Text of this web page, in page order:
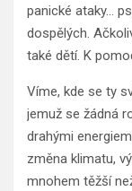
panické ataky…
dospělých.
také dětí. K
Víme, kde se ty
jemuž se žádná
drahými
změna klimatu,
mnohem těžší